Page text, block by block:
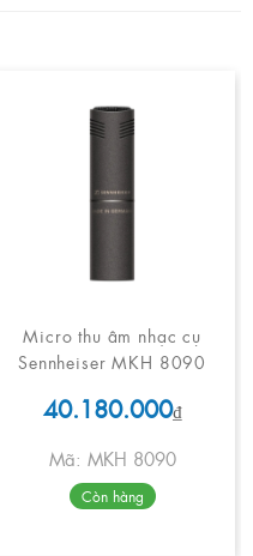
Micro thu âm nhạc cụ
Sennheiser MKH 8090
40.180.000₫
Mã: MKH 8090
Còn hàng